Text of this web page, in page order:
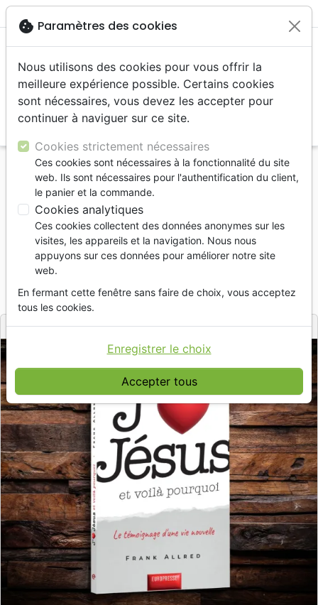
menu
Accueil Livres
Edification
J'aime Jésus - et voilà pourquoi
J'aime Jésus
et voilà pourquoi
Frank Allred
Référence EUR5641
9781914156410
EditeurEuropresse
cookie Paramètres des cookies
Nous utilisons des cookies pour vous offrir la
meilleure expérience possible. Certains cookies
sont nécessaires, vous devez les accepter pour
continuer à naviguer sur ce site.
Cookies strictement nécessaires
Ces cookies sont nécessaires à la fonctionnalité du site
web. Ils sont nécessaires pour l'authentification du client,
le panier et la commande.
Cookies analytiques
Ces cookies collectent des données anonymes sur les
visites, les appareils et la navigation. Nous nous
appuyons sur ces données pour améliorer notre site
web.
En fermant cette fenêtre sans faire de choix, vous acceptez
tous les cookies.
Accepter tous
Enregistrer le choix